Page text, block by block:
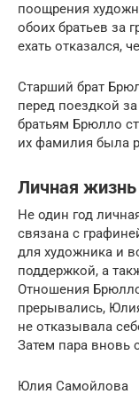
поощрения
обоих братьев за
ехать отказался,
Старший брат
перед поездкой
братьям Брюлло
их фамилия была
Личная жизнь
Не один год
связана с
для художника и
поддержкой, а
Отношения
прерывались,
не отказывала
Затем пара вновь
Юлия Самойлова